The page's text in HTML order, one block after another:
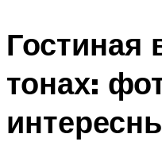
Гостиная
тонах: